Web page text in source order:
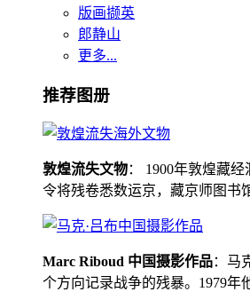
版画撷英
郎静山
更多...
推荐图册
敦煌流失文物： 1900年敦煌藏
令将残卷悉数运京，藏京师图书
Marc Riboud 中国摄影作品：马
个方向记录战争的残暴。1979年